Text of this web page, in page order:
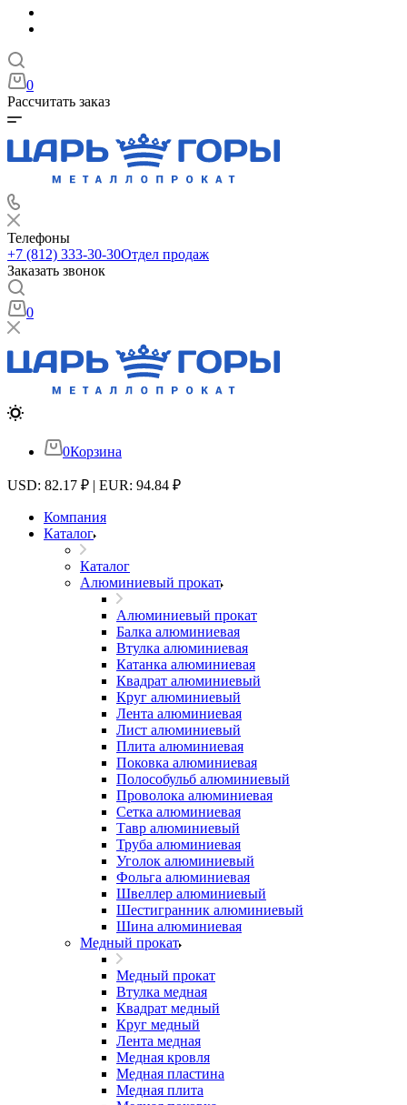
0
Рассчитать заказ
Телефоны
+7 (812) 333-30-30Отдел продаж
Заказать звонок
0
0Корзина
USD: 82.17 ₽ | EUR: 94.84 ₽
Компания
Каталог
Каталог
Алюминиевый прокат
Алюминиевый прокат
Балка алюминиевая
Втулка алюминиевая
Катанка алюминиевая
Квадрат алюминиевый
Круг алюминиевый
Лента алюминиевая
Лист алюминиевый
Плита алюминиевая
Поковка алюминиевая
Полособульб алюминиевый
Проволока алюминиевая
Сетка алюминиевая
Тавр алюминиевый
Труба алюминиевая
Уголок алюминиевый
Фольга алюминиевая
Швеллер алюминиевый
Шестигранник алюминиевый
Шина алюминиевая
Медный прокат
Медный прокат
Втулка медная
Квадрат медный
Круг медный
Лента медная
Медная кровля
Медная пластина
Медная плита